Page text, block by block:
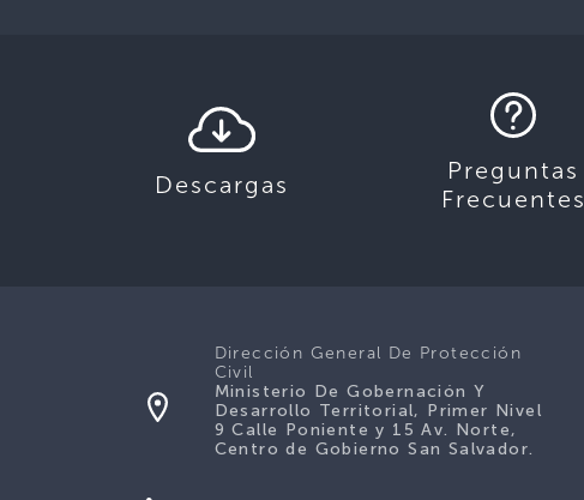
Descargas
Preguntas
Frecuentes
Dirección General De Protección
Civil
Ministerio De Gobernación Y
Desarrollo Territorial, Primer Nivel
9 Calle Poniente y 15 Av. Norte,
Centro de Gobierno San Salvador.